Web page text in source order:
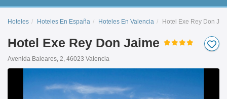
Hoteles Hoteles En España Hoteles En Valencia Hotel Exe Rey Don
Hotel Exe Rey Don Jaime
Avenida Baleares, 2, 46023 Valencia